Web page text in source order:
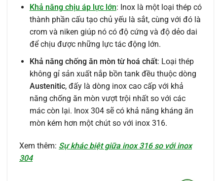
Khả năng chịu áp lực lớn: Inox là một loại thép có
thành phần cấu tạo chủ yếu là sắt, cùng với đó là
crom và niken giúp nó có độ cứng và độ dẻo dai
để chịu được những lực tác động lớn.
Khả năng chống ăn mòn từ hoá chất: Loại thép
không gỉ sản xuất nắp bồn tank đều thuộc dòng
Austenitic, đấy là dòng inox cao cấp với khả
năng chống ăn mòn vượt trội nhất so với các
mác còn lại. Inox 304 sẽ có khả năng kháng ăn
mòn kém hơn một chút so với inox 316.
Xem thêm: Sự khác biệt giữa inox 316 so với inox
304